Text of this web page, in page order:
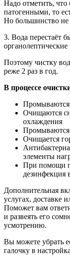
Надо отметить, что
патогенными, то
Но большинство не
3. Вода перестаёт
органолептические
Поэтому чистку
реже 2 раз в год.
В процессе
Промываются
Очищаются
охлаждения
Промываются
Очищается
элементы
При помощи
дезинфекция
Дополнительная
услугах, доставке
Поможет вам
и развеять его
усмотрению.
Вы можете убрать
галочку в